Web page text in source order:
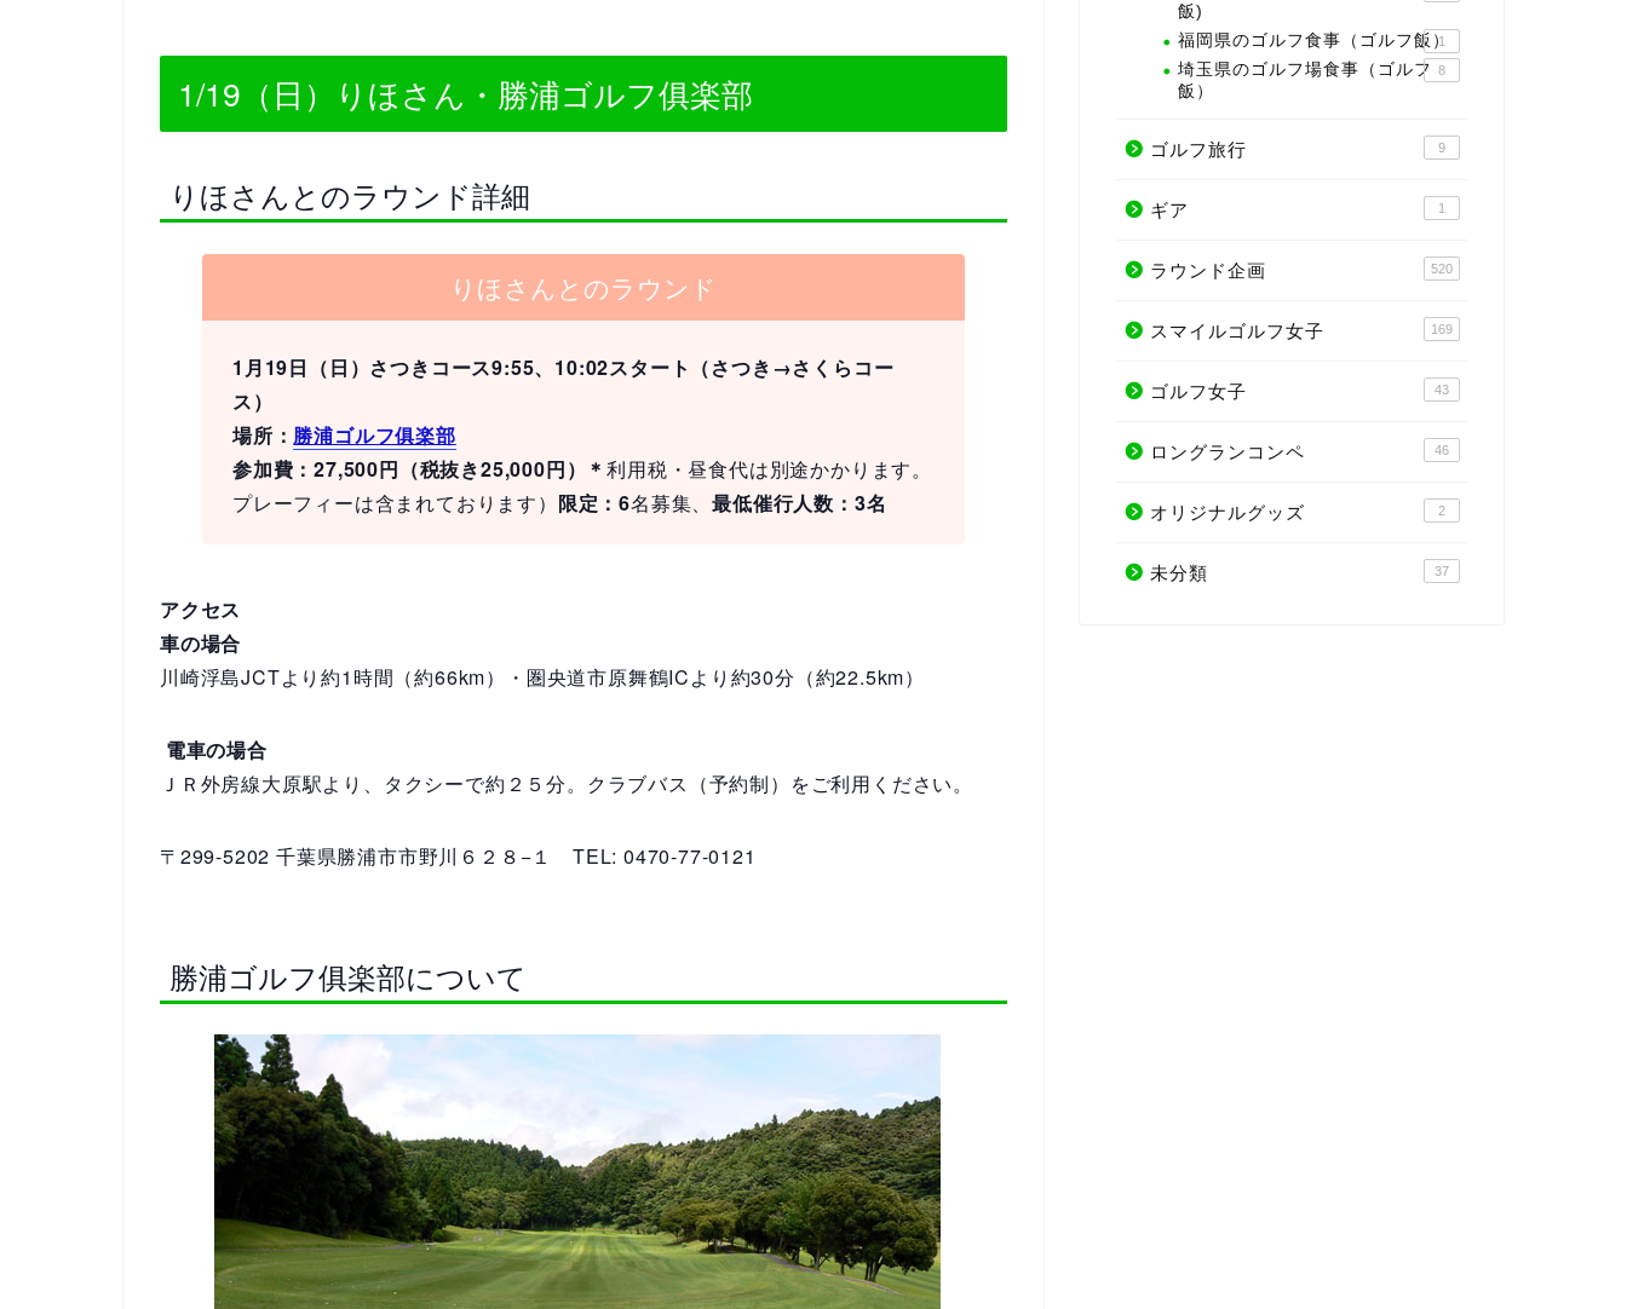
1/19（日）りほさん・勝浦ゴルフ俱楽部
りほさんとのラウンド詳細
りほさんとのラウンド
1月19日（日）さつきコース9:55、10:02スタート（さつき→さくらコー
ス）
場所： 勝浦ゴルフ俱楽部
参加費：27,500円（税抜き25,000円）＊利用税・昼食代は別途かかります。
プレーフィーは含まれております） 限定：6名募集、最低催行人数：3名
アクセス
車の場合
川崎浮島JCTより約1時間（約66km）・圏央道市原舞鶴ICより約30分（約22.5km）
電車の場合
ＪＲ外房線大原駅より、タクシーで約２５分。クラブバス（予約制）をご利用ください。
〒299-5202 千葉県勝浦市市野川６２８−１ TEL: 0470-77-0121
勝浦ゴルフ俱楽部について
飯)
福岡県のゴルフ食事（ゴルフ飯）1
埼玉県のゴルフ場食事（ゴルフ
飯）
8
ゴルフ旅行 9
ギア 1
ラウンド企画 520
スマイルゴルフ女子 169
ゴルフ女子 43
ロングランコンペ 46
オリジナルグッズ 2
未分類 37